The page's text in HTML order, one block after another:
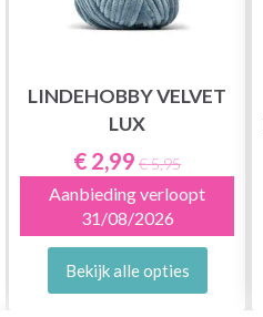
LINDEHOBBY VELVET
LUX
€ 2,99 € 5,95
Aanbieding verloopt
31/08/2026
Bekijk alle opties